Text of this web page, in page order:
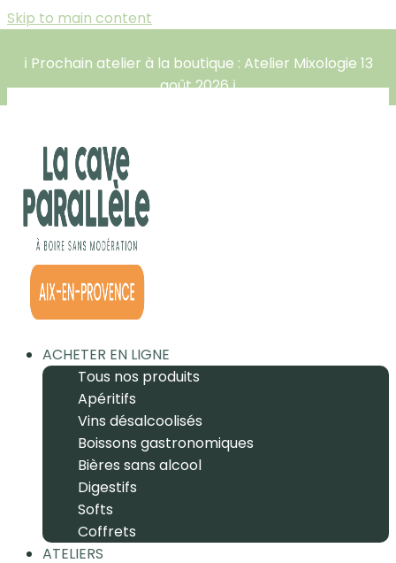
Skip to main content
ℹ️ Prochain atelier à la boutique : Atelier Mixologie 13
août 2026 ℹ️
ACHETER EN LIGNE
Tous nos produits
Apéritifs
Vins désalcoolisés
Boissons gastronomiques
Bières sans alcool
Digestifs
Softs
Coffrets
ATELIERS